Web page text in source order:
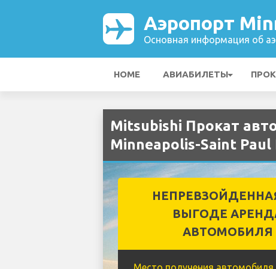
Аэропорт
Основная информация об
HOME АВИАБИЛЕТЫ
Mitsubishi Прокат
Minneapolis-Saint
ВЫГОДЕ
АВТОМОБИЛЯ